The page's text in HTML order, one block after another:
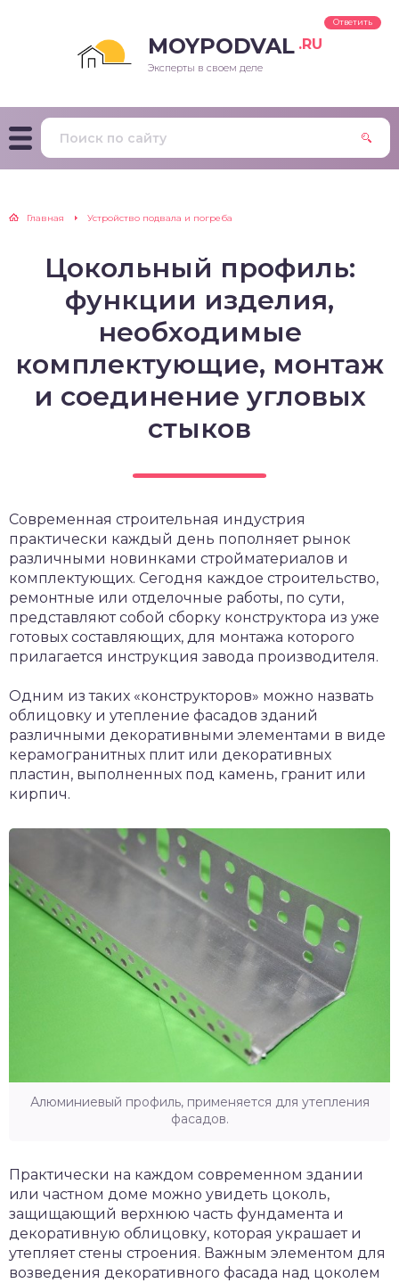
MOYPODVAL .RU
Эксперты в своем деле
Главная Устройство подвала и погреба
Цокольный профиль:
функции изделия,
необходимые
комплектующие, монтаж
и соединение угловых
стыков
Современная строительная индустрия
практически каждый день пополняет рынок
различными новинками стройматериалов и
комплектующих. Сегодня каждое строительство,
ремонтные или отделочные работы, по сути,
представляют собой сборку конструктора из уже
готовых составляющих, для монтажа которого
прилагается инструкция завода производителя.
Одним из таких «конструкторов» можно назвать
облицовку и утепление фасадов зданий
различными декоративными элементами в виде
керамогранитных плит или декоративных
пластин, выполненных под камень, гранит или
кирпич.
Алюминиевый профиль, применяется для утепления
фасадов.
Практически на каждом современном здании
или частном доме можно увидеть цоколь,
защищающий верхнюю часть фундамента и
декоративную облицовку, которая украшает и
утепляет стены строения. Важным элементом для
возведения декоративного фасада над цоколем
Ответить